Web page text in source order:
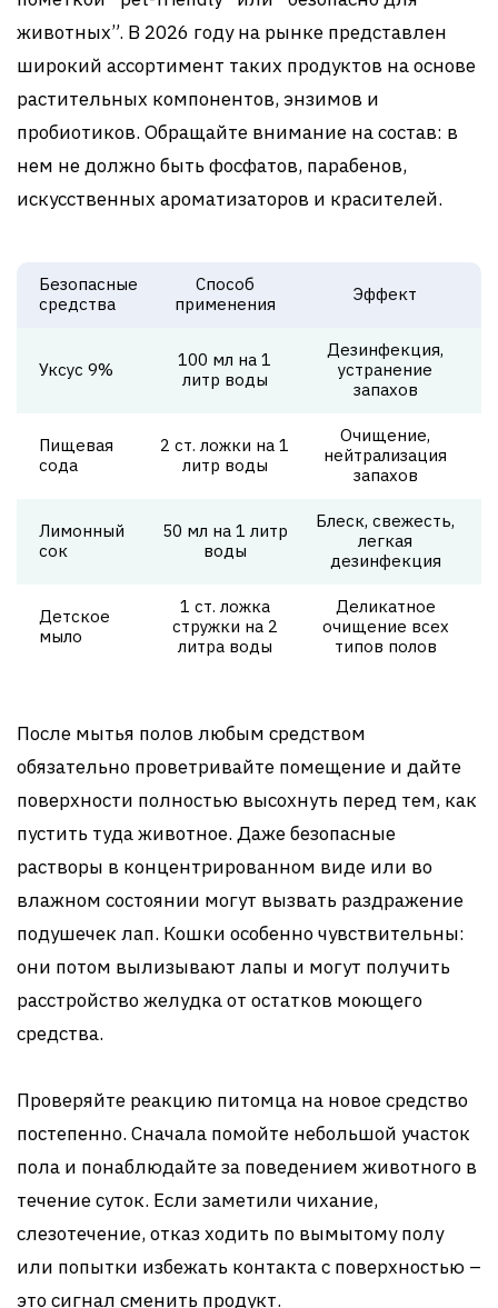
животных”. В 2026 году на рынке представлен
широкий ассортимент таких продуктов на основе
растительных компонентов, энзимов и
пробиотиков. Обращайте внимание на состав: в
нем не должно быть фосфатов, парабенов,
искусственных ароматизаторов и красителей.
Безопасные
средства
Способ
применения
Эффект
Уксус 9%
100 мл на 1
литр воды
Дезинфекция,
устранение
запахов
Пищевая
сода
2 ст. ложки на 1
литр воды
Очищение,
нейтрализация
запахов
Лимонный
сок
50 мл на 1 литр
воды
Блеск, свежесть,
легкая
дезинфекция
Детское
мыло
1 ст. ложка
стружки на 2
литра воды
Деликатное
очищение всех
типов полов
После мытья полов любым средством
обязательно проветривайте помещение и дайте
поверхности полностью высохнуть перед тем, как
пустить туда животное. Даже безопасные
растворы в концентрированном виде или во
влажном состоянии могут вызвать раздражение
подушечек лап. Кошки особенно чувствительны:
они потом вылизывают лапы и могут получить
расстройство желудка от остатков моющего
средства.
Проверяйте реакцию питомца на новое средство
постепенно. Сначала помойте небольшой участок
пола и понаблюдайте за поведением животного в
течение суток. Если заметили чихание,
слезотечение, отказ ходить по вымытому полу
или попытки избежать контакта с поверхностью –
это сигнал сменить продукт.